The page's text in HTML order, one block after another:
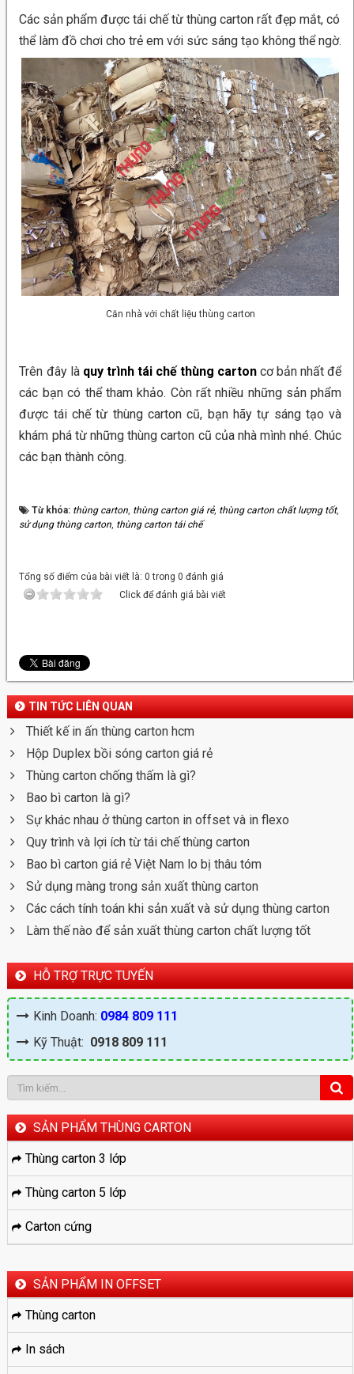
Các sản phẩm được tái chế từ thùng carton rất đẹp mắt, có
thể làm đồ chơi cho trẻ em với sức sáng tạo không thể ngờ.
Căn nhà với chất liệu thùng carton
Trên đây là quy trình tái chế thùng carton cơ bản nhất để
các bạn có thể tham khảo. Còn rất nhiều những sản phẩm
được tái chế từ thùng carton cũ, bạn hãy tự sáng tạo và
khám phá từ những thùng carton cũ của nhà mình nhé. Chúc
các bạn thành công.
Từ khóa: thùng carton, thùng carton giá rẻ, thùng carton chất lượng tốt,
sử dụng thùng carton, thùng carton tái chế
Tổng số điểm của bài viết là: 0 trong 0 đánh giá
Click để đánh giá bài viết
TIN TỨC LIÊN QUAN
Thiết kế in ấn thùng carton hcm
Hộp Duplex bồi sóng carton giá rẻ
Thùng carton chống thấm là gì?
Bao bì carton là gì?
Sự khác nhau ở thùng carton in offset và in flexo
Quy trình và lợi ích từ tái chế thùng carton
Bao bì carton giá rẻ Việt Nam lo bị thâu tóm
Sử dụng màng trong sản xuất thùng carton
Các cách tính toán khi sản xuất và sử dụng thùng carton
Làm thế nào để sản xuất thùng carton chất lượng tốt
HỖ TRỢ TRỰC TUYẾN
Kinh Doanh: 0984 809 111
Kỹ Thuật: 0918 809 111
SẢN PHẨM THÙNG CARTON
Thùng carton 3 lớp
Thùng carton 5 lớp
Carton cứng
SẢN PHẨM IN OFFSET
Thùng carton
In sách